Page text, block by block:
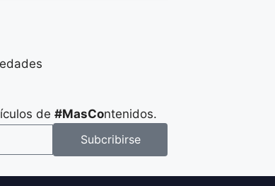
de #MasContenidos.
Subcribirse